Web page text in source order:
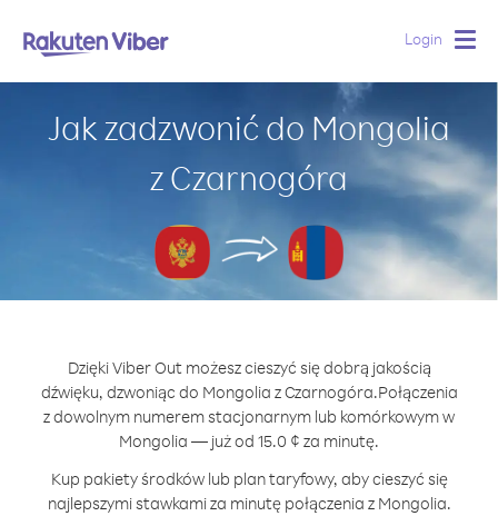
Login
Jak zadzwonić do Mongolia
z Czarnogóra
Dzięki Viber Out możesz cieszyć się dobrą jakością
dźwięku, dzwoniąc do Mongolia z Czarnogóra.Połączenia
z dowolnym numerem stacjonarnym lub komórkowym w
Mongolia — już od 15.0 ¢ za minutę.
Kup pakiety środków lub plan taryfowy, aby cieszyć się
najlepszymi stawkami za minutę połączenia z Mongolia.